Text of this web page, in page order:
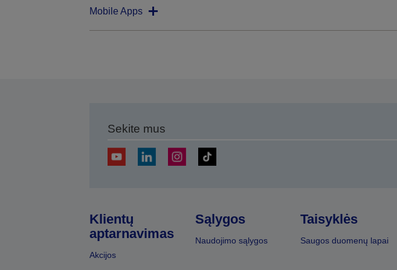
Mobile Apps
Sekite mus
Klientų
aptarnavimas
Akcijos
Sąlygos
Naudojimo sąlygos
Taisyklės
Saugos duomenų lapai